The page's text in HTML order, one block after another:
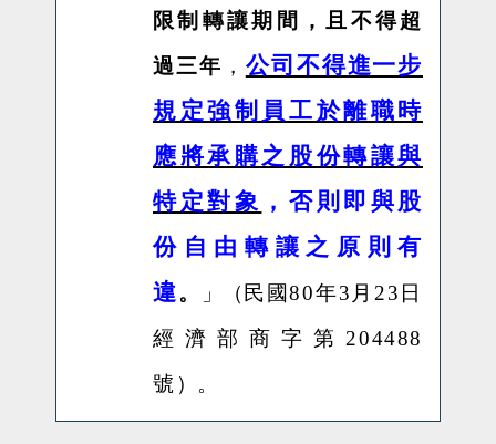
限制轉讓期間，且不得超
過三年 ， 公司不得進一步
規定強制員工於離職時
應將承購之股份轉讓與
特定對象 ，否則即與股
份自由轉讓之原則有
違。 」（ 民國80年3 月 23 日
經濟部商字第 204488
號 ）。